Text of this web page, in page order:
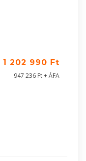
1 202 990 Ft
947 236 Ft + ÁFA